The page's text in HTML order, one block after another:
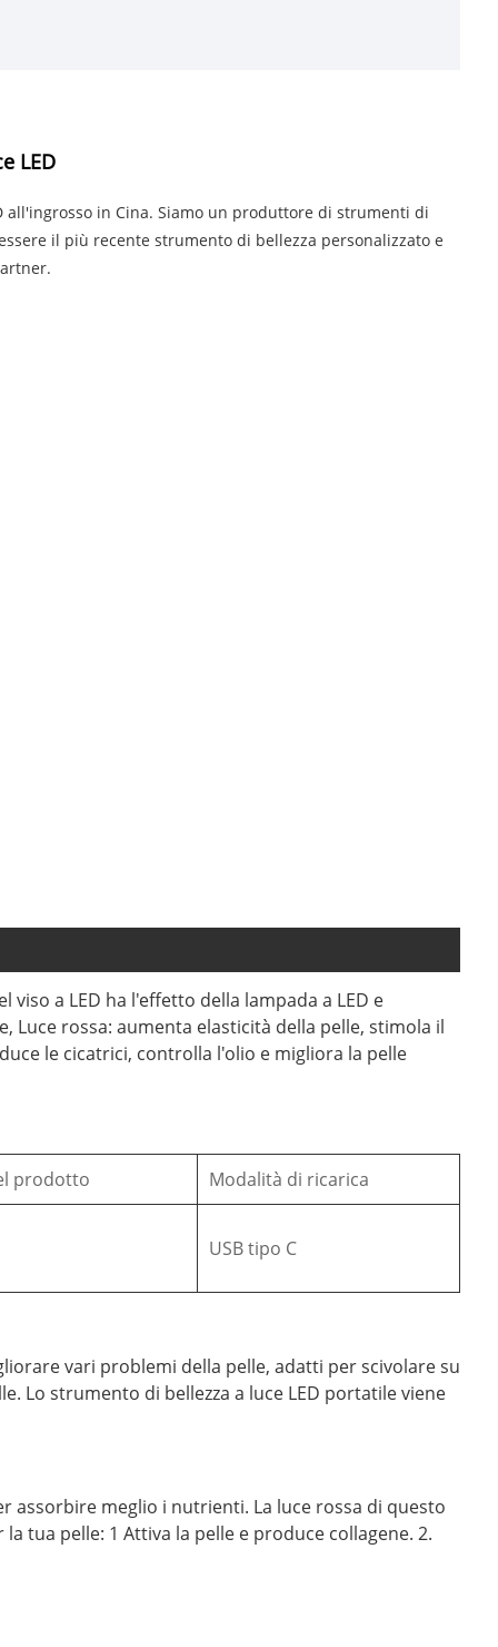
LED
all'ingrosso in Cina. Siamo un produttore di strumenti di
il più recente strumento di bellezza personalizzato e
a LED ha l'effetto della lampada a LED e
rossa: aumenta elasticità della pelle, stimola il
le cicatrici, controlla l'olio e migliora la pelle
prodotto Modalità di ricarica
USB tipo C
vari problemi della pelle, adatti per scivolare su
Lo strumento di bellezza a luce LED portatile viene
assorbire meglio i nutrienti. La luce rossa di questo
tua pelle: 1 Attiva la pelle e produce collagene. 2.